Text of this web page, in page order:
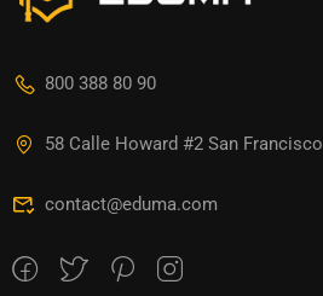
800 388 80 90
58 Calle Howard #2 San Francisco
contact@eduma.com